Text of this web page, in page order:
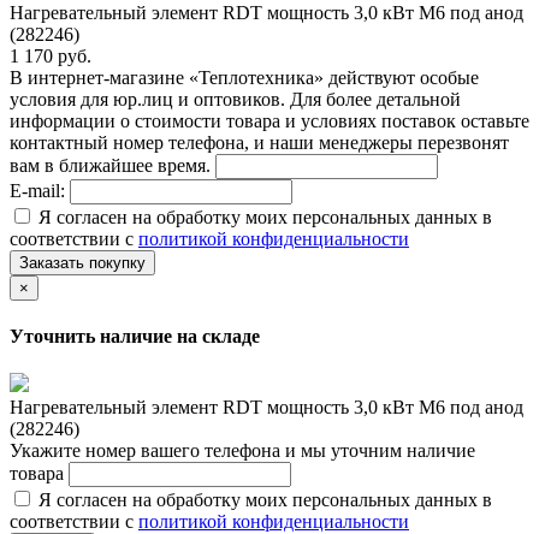
Нагревательный элемент RDT мощность 3,0 кВт M6 под анод
(282246)
1 170 руб.
В интернет-магазине «Теплотехника» действуют особые
условия для юр.лиц и оптовиков. Для более детальной
информации о стоимости товара и условиях поставок оставьте
контактный номер телефона, и наши менеджеры перезвонят
вам в ближайшее время.
E-mail:
Я согласен на обработку моих персональных данных в
соответствии с политикой конфиденциальности
Заказать покупку
×
Уточнить наличие на складе
Нагревательный элемент RDT мощность 3,0 кВт M6 под анод
(282246)
Укажите номер вашего телефона и мы уточним наличие
товара
Я согласен на обработку моих персональных данных в
соответствии с политикой конфиденциальности